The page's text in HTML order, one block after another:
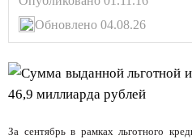
Обновлено 04.08.26
За сентябрь в рамках льготного